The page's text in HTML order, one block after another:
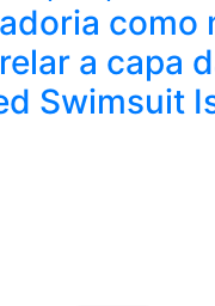
como
a capa
Swimsuit